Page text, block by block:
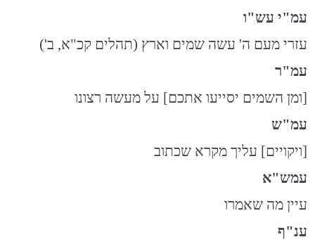
עמ"י עש"ו
עזרי מעם ה' עשה שמים וארץ (תהלים קכ"א, ב')
עמ"ר
[ומן השמים יסייעו אתכם] על מעשה רצונו
עמ"ש
[ויקויים] עליך מקרא שכתוב
עמש"א
עיין מה שאמרו
ענ"ף